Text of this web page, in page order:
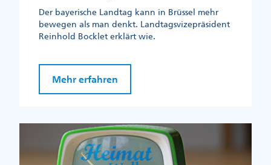
Der bayerische Landtag kann in Brüssel mehr
bewegen als man denkt. Landtagsvizepräsident
Reinhold Bocklet erklärt wie.
Mehr erfahren